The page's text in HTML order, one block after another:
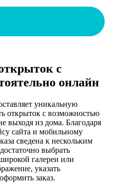
с
онлайн
уникальную
открыток с возможностью
выходя из дома. Благодаря
сайта и мобильному
сведена к нескольким
выбрать
галереи или
указать
заказ.